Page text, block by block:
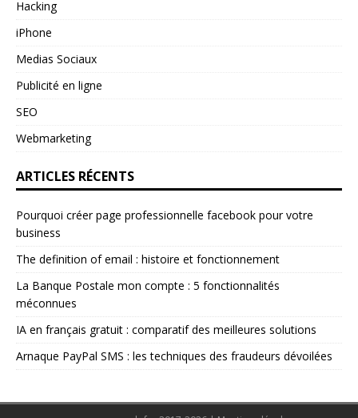
Hacking
iPhone
Medias Sociaux
Publicité en ligne
SEO
Webmarketing
ARTICLES RÉCENTS
Pourquoi créer page professionnelle facebook pour votre
business
The definition of email : histoire et fonctionnement
La Banque Postale mon compte : 5 fonctionnalités
méconnues
IA en français gratuit : comparatif des meilleures solutions
Arnaque PayPal SMS : les techniques des fraudeurs dévoilées